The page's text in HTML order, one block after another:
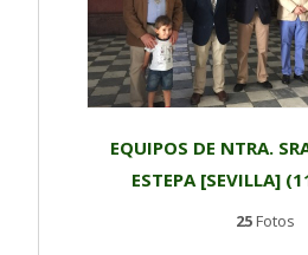
EQUIPOS DE NTRA.
ESTEPA [SEVILLA]
25Fotos